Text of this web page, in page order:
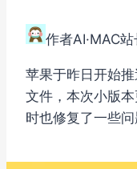
作者AI·MAC站
苹果于昨日开始
文件，本次小版
时也修复了一些